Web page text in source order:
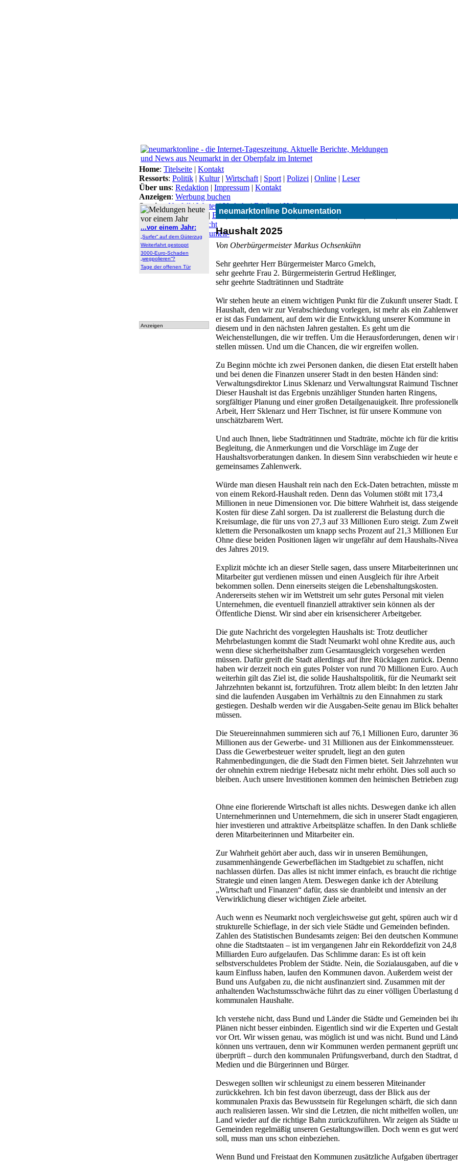
neumarktonline Dokumentation
Haushalt 2025
Von Oberbürgermeister Markus Ochsenkühn
Sehr geehrter Herr Bürgermeister Marco Gmelch,
sehr geehrte Frau 2. Bürgermeisterin Gertrud Heßlinger,
sehr geehrte Stadträtinnen und Stadträte
Wir stehen heute an einem wichtigen Punkt für die Zukunft unserer Stadt.
Haushalt, den wir zur Verabschiedung vorlegen, ist mehr als ein
er ist das Fundament, auf dem wir die Entwicklung unserer Kommune in
diesem und in den nächsten Jahren gestalten. Es geht um die
Weichenstellungen, die wir treffen. Um die Herausforderungen, denen wir
stellen müssen. Und um die Chancen, die wir ergreifen wollen.
Zu Beginn möchte ich zwei Personen danken, die diesen Etat erstellt haben
und bei denen die Finanzen unserer Stadt in den besten Händen sind:
Verwaltungsdirektor Linus Sklenarz und Verwaltungsrat Raimund
Dieser Haushalt ist das Ergebnis unzähliger Stunden harten Ringens,
sorgfältiger Planung und einer großen Detailgenauigkeit. Ihre
Arbeit, Herr Sklenarz und Herr Tischner, ist für unsere Kommune von
unschätzbarem Wert.
Und auch Ihnen, liebe Stadträtinnen und Stadträte, möchte ich für die
Begleitung, die Anmerkungen und die Vorschläge im Zuge der
Haushaltsvorberatungen danken. In diesem Sinn verabschieden wir heute
gemeinsames Zahlenwerk.
Würde man diesen Haushalt rein nach den Eck-Daten betrachten, müsste
von einem Rekord-Haushalt reden. Denn das Volumen stößt mit 173,4
Millionen in neue Dimensionen vor. Die bittere Wahrheit ist, dass steigende
Kosten für diese Zahl sorgen. Da ist zuallererst die Belastung durch die
Kreisumlage, die für uns von 27,3 auf 33 Millionen Euro steigt. Zum
klettern die Personalkosten um knapp sechs Prozent auf 21,3 Millionen
Ohne diese beiden Positionen lägen wir ungefähr auf dem Haushalts-
des Jahres 2019.
Explizit möchte ich an dieser Stelle sagen, dass unsere Mitarbeiterinnen
Mitarbeiter gut verdienen müssen und einen Ausgleich für ihre Arbeit
bekommen sollen. Denn einerseits steigen die Lebenshaltungskosten.
Andererseits stehen wir im Wettstreit um sehr gutes Personal mit vielen
Unternehmen, die eventuell finanziell attraktiver sein können als der
Öffentliche Dienst. Wir sind aber ein krisensicherer Arbeitgeber.
Die gute Nachricht des vorgelegten Haushalts ist: Trotz deutlicher
Mehrbelastungen kommt die Stadt Neumarkt wohl ohne Kredite aus, auch
wenn diese sicherheitshalber zum Gesamtausgleich vorgesehen werden
müssen. Dafür greift die Stadt allerdings auf ihre Rücklagen zurück.
haben wir derzeit noch ein gutes Polster von rund 70 Millionen Euro. Auch
weiterhin gilt das Ziel ist, die solide Haushaltspolitik, für die Neumarkt seit
Jahrzehnten bekannt ist, fortzuführen. Trotz allem bleibt: In den letzten
sind die laufenden Ausgaben im Verhältnis zu den Einnahmen zu stark
gestiegen. Deshalb werden wir die Ausgaben-Seite genau im Blick
müssen.
Die Steuereinnahmen summieren sich auf 76,1 Millionen Euro, darunter 36
Millionen aus der Gewerbe- und 31 Millionen aus der Einkommenssteuer.
Dass die Gewerbesteuer weiter sprudelt, liegt an den guten
Rahmenbedingungen, die die Stadt den Firmen bietet. Seit Jahrzehnten
der ohnehin extrem niedrige Hebesatz nicht mehr erhöht. Dies soll auch so
bleiben. Auch unsere Investitionen kommen den heimischen Betrieben
Ohne eine florierende Wirtschaft ist alles nichts. Deswegen danke ich allen
Unternehmerinnen und Unternehmern, die sich in unserer Stadt engagieren,
hier investieren und attraktive Arbeitsplätze schaffen. In den Dank schließe
deren Mitarbeiterinnen und Mitarbeiter ein.
Zur Wahrheit gehört aber auch, dass wir in unseren Bemühungen,
zusammenhängende Gewerbeflächen im Stadtgebiet zu schaffen, nicht
nachlassen dürfen. Das alles ist nicht immer einfach, es braucht die richtige
Strategie und einen langen Atem. Deswegen danke ich der Abteilung
„Wirtschaft und Finanzen“ dafür, dass sie dranbleibt und intensiv an der
Verwirklichung dieser wichtigen Ziele arbeitet.
Auch wenn es Neumarkt noch vergleichsweise gut geht, spüren auch wir
strukturelle Schieflage, in der sich viele Städte und Gemeinden befinden.
Zahlen des Statistischen Bundesamts zeigen: Bei den deutschen
ohne die Stadtstaaten – ist im vergangenen Jahr ein Rekorddefizit von 24,8
Milliarden Euro aufgelaufen. Das Schlimme daran: Es ist oft kein
selbstverschuldetes Problem der Städte. Nein, die Sozialausgaben, auf die
kaum Einfluss haben, laufen den Kommunen davon. Außerdem weist der
Bund uns Aufgaben zu, die nicht ausfinanziert sind. Zusammen mit der
anhaltenden Wachstumsschwäche führt das zu einer völligen Überlastung
kommunalen Haushalte.
Ich verstehe nicht, dass Bund und Länder die Städte und Gemeinden bei
Plänen nicht besser einbinden. Eigentlich sind wir die Experten und
vor Ort. Wir wissen genau, was möglich ist und was nicht. Bund und
können uns vertrauen, denn wir Kommunen werden permanent geprüft
überprüft – durch den kommunalen Prüfungsverband, durch den Stadtrat,
Medien und die Bürgerinnen und Bürger.
Deswegen sollten wir schleunigst zu einem besseren Miteinander
zurückkehren. Ich bin fest davon überzeugt, dass der Blick aus der
kommunalen Praxis das Bewusstsein für Regelungen schärft, die sich dann
auch realisieren lassen. Wir sind die Letzten, die nicht mithelfen wollen,
Land wieder auf die richtige Bahn zurückzuführen. Wir zeigen als Städte
Gemeinden regelmäßig unseren Gestaltungswillen. Doch wenn es gut
soll, muss man uns schon einbeziehen.
Wenn Bund und Freistaat den Kommunen zusätzliche Aufgaben
...vor einem Jahr:
„Surfer“ auf dem Güterzug
Weiterfahrt gestoppt
3000-Euro-Schaden
„wegpolieren“?
Tage der offenen Tür
Anzeigen
Home: Titelseite | Kontakt
Ressorts: Politik | Kultur| Wirtschaft | Sport | Polizei | Online | Leser
Über uns: Redaktion | Impressum | Kontakt
Anzeigen: Werbung buchen
Service: Notfall | Wetter|Verkehr|Bücher|Hallo
Themen:Arbeitsamt | BN|CSU|Freie Wähler|Gesundheit|
Lokal-Links:Übersicht
Archiv:Archiv|Dokumen-
tationen